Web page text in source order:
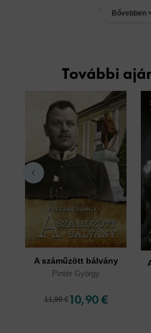
a
Bővebben
További
A száműzött bálvány
Pintér György
11,99 € 10,90 €